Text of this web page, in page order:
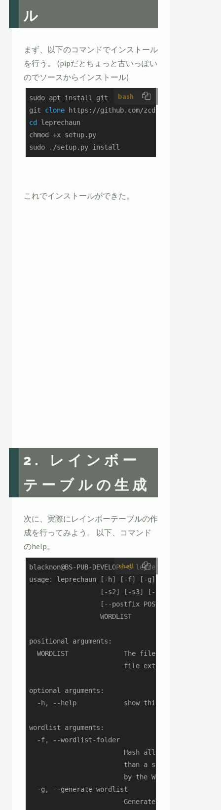
ル
まず、以下のコマンドでインストール
を行う。 (pipだとちょっと古いっぽい
のでソースからインストール)
bash
sudo apt install git
git clone
cd leprechaun
chmod +x setup.py
sudo ./setup.py install
これでインストールができた。
2. レインボー
テーブルの生成
次に、実際にレインボーテーブルの作
成を行ってみよう。 以下、コマンド
のhelp。
shell
blacknon@BS-PUB-DEVELOP:~$ leprechaun -h
usage: leprechaun [-h] [-f] [-g] [-l
[-s2] [-s3] [-s5] [-i
[--postfix POSTFIX] [--first-
                  WORDLIST
positional arguments:
WORDLIST              The file name of the
                        file extension
optional arguments:
-h, --help            show this help message
wordlist arguments:
  -f, --wordlist-folder
Hash all of the
than a single file; the
                        by the WORDLIST argument
  -g, --generate-wordlist
Generate a wordlist